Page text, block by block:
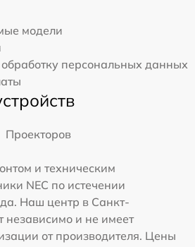
модели
персональных данных
Проекторов
и техническим
NEC по истечении
Наш центр в Санкт-
независимо и не имеет
от производителя. Цены